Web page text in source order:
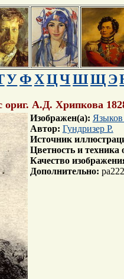
УФ ХЦЧШЩЭ
А.Д. Хрипкова
Изображен(а):
Автор: Гундризер Р.
Источник
Цветность и техника
Качество
Дополнительно: pa222